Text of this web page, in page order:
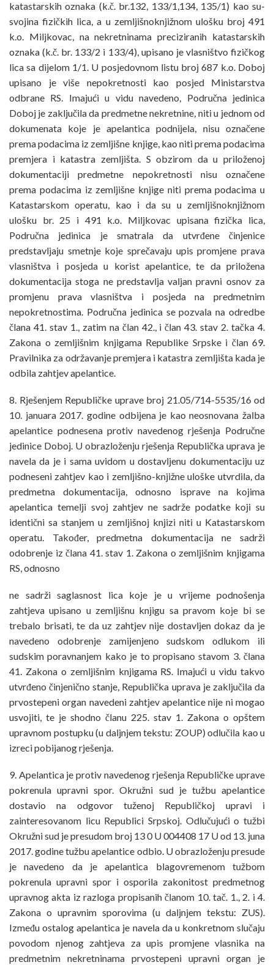
katastarskih oznaka (k.č. br.132, 133/1,134, 135/1) kao su-
svojina fizičkih lica, a u zemljišnoknjižnom ulošku broj 491
k.o. Miljkovac, na nekretninama preciziranih katastarskih
oznaka (k.č. br. 133/2 i 133/4), upisano je vlasništvo fizičkog
lica sa dijelom 1/1. U posjedovnom listu broj 687 k.o. Doboj
upisano je više nepokretnosti kao posjed Ministarstva
odbrane RS. Imajući u vidu navedeno, Područna jedinica
Doboj je zaključila da predmetne nekretnine, niti u jednom od
dokumenata koje je apelantica podnijela, nisu označene
prema podacima iz zemljišne knjige, kao niti prema podacima
premjera i katastra zemljišta. S obzirom da u priloženoj
dokumentaciji predmetne nepokretnosti nisu označene
prema podacima iz zemljišne knjige niti prema podacima u
Katastarskom operatu, kao i da su u zemljišnoknjižnom
ulošku br. 25 i 491 k.o. Miljkovac upisana fizička lica,
Područna jedinica je smatrala da utvrđene činjenice
predstavljaju smetnje koje sprečavaju upis promjene prava
vlasništva i posjeda u korist apelantice, te da priložena
dokumentacija stoga ne predstavlja valjan pravni osnov za
promjenu prava vlasništva i posjeda na predmetnim
nepokretnostima. Područna jedinica se pozvala na odredbe
člana 41. stav 1., zatim na član 42., i član 43. stav 2. tačka 4.
Zakona o zemljišnim knjigama Republike Srpske i član 69.
Pravilnika za održavanje premjera i katastra zemljišta kada je
odbila zahtjev apelantice.
8. Rješenjem Republičke uprave broj 21.05/714-5535/16 od
10. januara 2017. godine odbijena je kao neosnovana žalba
apelantice podnesena protiv navedenog rješenja Područne
jedinice Doboj. U obrazloženju rješenja Republička uprava je
navela da je i sama uvidom u dostavljenu dokumentaciju uz
podneseni zahtjev kao i zemljišno-knjižne uloške utvrdila, da
predmetna dokumentacija, odnosno isprave na kojima
apelantica temelji svoj zahtjev ne sadrže podatke koji su
identični sa stanjem u zemljišnoj knjizi niti u Katastarskom
operatu. Također, predmetna dokumentacija ne sadrži
odobrenje iz člana 41. stav 1. Zakona o zemljišnim knjigama
RS, odnosno
ne sadrži saglasnost lica koje je u vrijeme podnošenja
zahtjeva upisano u zemljišnu knjigu sa pravom koje bi se
trebalo brisati, te da uz zahtjev nije dostavljen dokaz da je
navedeno odobrenje zamijenjeno sudskom odlukom ili
sudskim poravnanjem kako je to propisano stavom 3. člana
41. Zakona o zemljišnim knjigama RS. Imajući u vidu takvo
utvrđeno činjenično stanje, Republička uprava je zaključila da
prvostepeni organ navedeni zahtjev apelantice nije ni mogao
usvojiti, te je shodno članu 225. stav 1. Zakona o opštem
upravnom postupku (u daljnjem tekstu: ZOUP) odlučila kao u
izreci pobijanog rješenja.
9. Apelantica je protiv navedenog rješenja Republičke uprave
pokrenula upravni spor. Okružni sud je tužbu apelantice
dostavio na odgovor tuženoj Republičkoj upravi i
zainteresovanom licu Republici Srpskoj. Odlučujući o tužbi
Okružni sud je presudom broj 13 0 U 004408 17 U od 13. juna
2017. godine tužbu apelantice odbio. U obrazloženju presude
je navedeno da je apelantica blagovremenom tužbom
pokrenula upravni spor i osporila zakonitost predmetnog
upravnog akta iz razloga propisanih članom 10. tač. 1., 2. i 4.
Zakona o upravnim sporovima (u daljnjem tekstu: ZUS).
Između ostalog apelantica je navela da u konkretnom slučaju
povodom njenog zahtjeva za upis promjene vlasnika na
predmetnim nekretninama prvostepeni upravni organ je